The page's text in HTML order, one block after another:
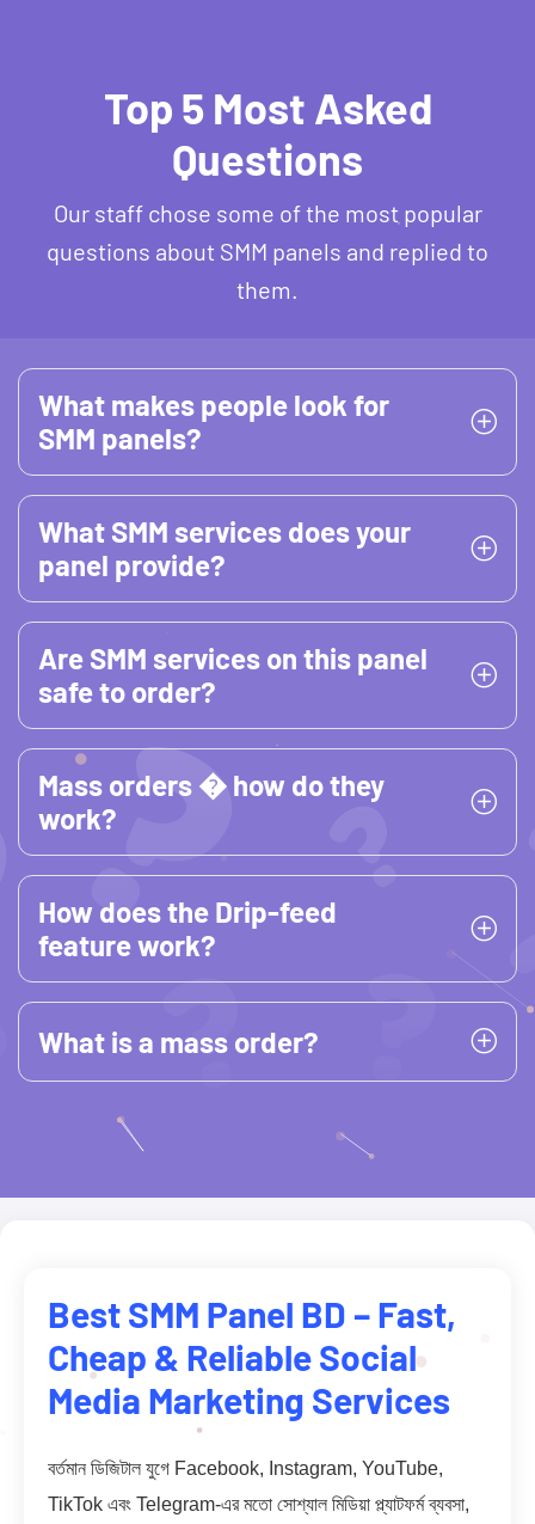
Top 5 Most Asked
Questions
Our staff chose some of the most popular
questions about SMM panels and replied to
them.
What makes people look for
SMM panels?
What SMM services does your
panel provide?
Are SMM services on this panel
safe to order?
Mass orders � how do they
work?
How does the Drip-feed
feature work?
What is a mass order?
Best SMM Panel BD – Fast,
Cheap & Reliable Social
Media Marketing Services
বর্তমান ডিজিটাল যুগে Facebook, Instagram, YouTube,
TikTok এবং Telegram-এর মতো সোশ্যাল মিডিয়া প্ল্যাটফর্ম ব্যবসা,